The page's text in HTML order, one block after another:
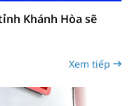
Khánh Hòa sẽ
Xem tiếp